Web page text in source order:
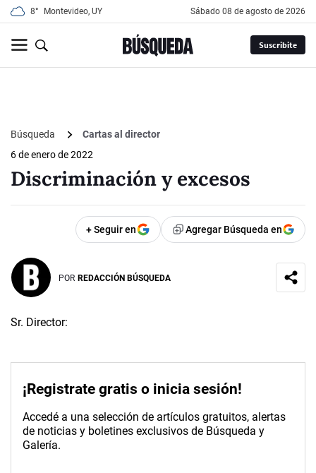
8° Montevideo, UY sábado 08 de agosto de 2026
Suscribite
Búsqueda
Cartas al director
6 de enero de 2022
Discriminación y excesos
+ Seguir en Agregar Búsqueda en
POR REDACCIÓN BÚSQUEDA
Sr. Director:
¡Registrate gratis o inicia sesión!
Accedé a una selección de artículos gratuitos, alertas
de noticias y boletines exclusivos de Búsqueda y
Galería.